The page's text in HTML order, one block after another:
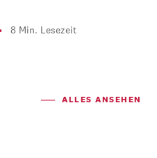
8 Min. Lesezeit
ALLES ANSEHEN